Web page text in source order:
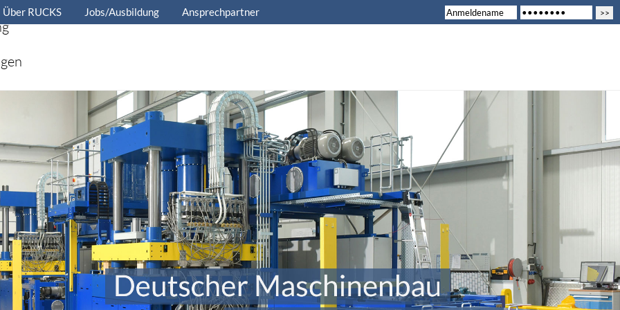
Über RUCKS Jobs/Ausbildung Ansprechpartner